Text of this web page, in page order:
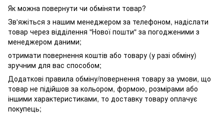
Як можна повернути чи обміняти товар?
Зв'яжіться з нашим менеджером за телефоном, надіслати
товар через відділення "Нової пошти" за погодженими з
менеджером даними;
отримати повернення коштів або товару (у разі обміну)
зручним для вас способом;
Додаткові правила обміну/повернення товару за умови, що
товар не підійшов за кольором, формою, розмірами або
іншими характеристиками, то доставку товару оплачує
покупець;